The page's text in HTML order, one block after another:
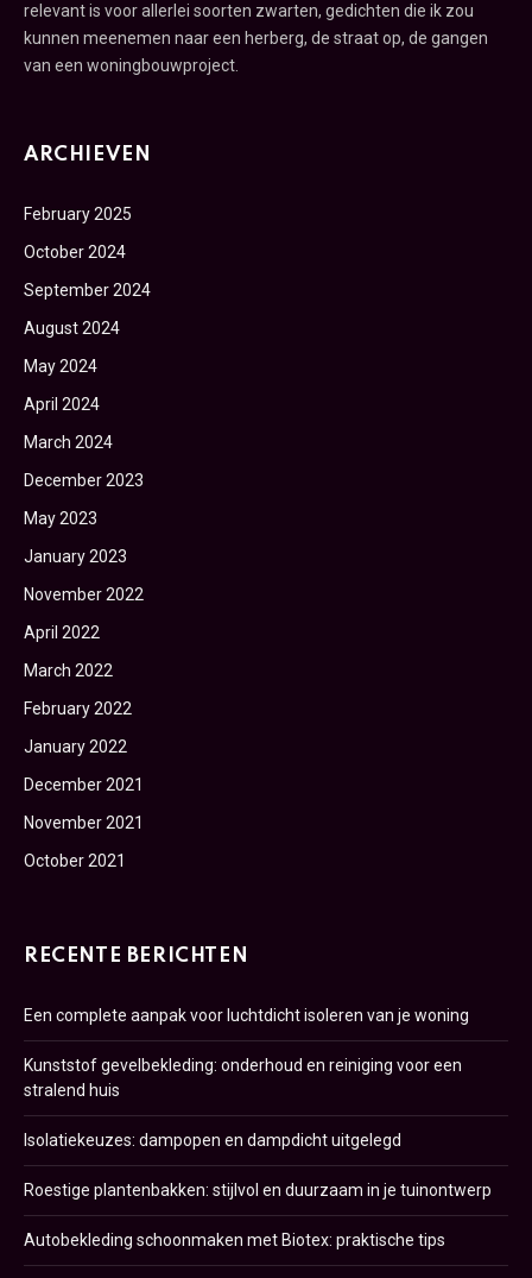
relevant is voor allerlei soorten zwarten, gedichten die ik zou
kunnen meenemen naar een herberg, de straat op, de gangen
van een woningbouwproject.
ARCHIEVEN
February 2025
October 2024
September 2024
August 2024
May 2024
April 2024
March 2024
December 2023
May 2023
January 2023
November 2022
April 2022
March 2022
February 2022
January 2022
December 2021
November 2021
October 2021
RECENTE BERICHTEN
Een complete aanpak voor luchtdicht isoleren van je woning
Kunststof gevelbekleding: onderhoud en reiniging voor een
stralend huis
Isolatiekeuzes: dampopen en dampdicht uitgelegd
Roestige plantenbakken: stijlvol en duurzaam in je tuinontwerp
Autobekleding schoonmaken met Biotex: praktische tips